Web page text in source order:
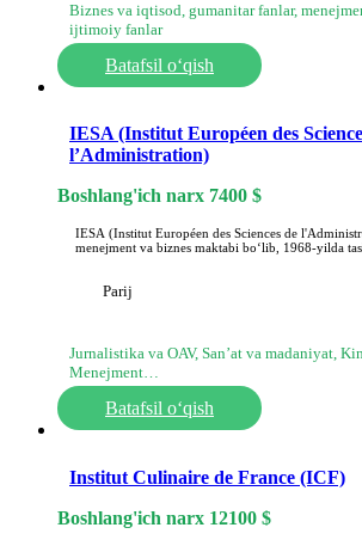
Biznes va iqtisod, gumanitar fanlar,
ijtimoiy fanlar
Batafsil o‘qish
IESA (Institut Européen des
l’Administration)
Boshlang'ich narx 7400 $
IESA (Institut Européen des Sciences de
menejment va biznes maktabi bo‘lib, 1968-yilda
Parij
Jurnalistika va OAV, San’at va madaniyat,
Menejment…
Batafsil o‘qish
Institut Culinaire de France (ICF)
Boshlang'ich narx 12100 $